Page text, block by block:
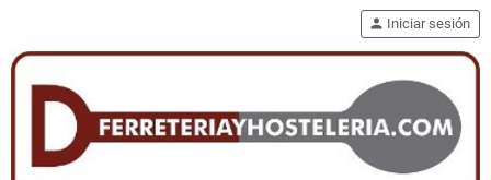
person Iniciar sesión